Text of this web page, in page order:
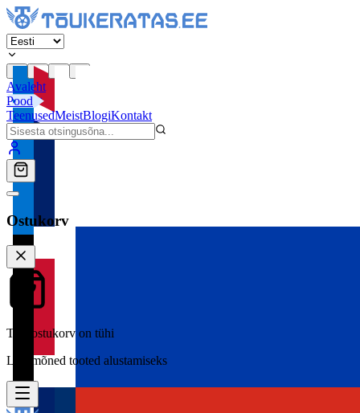
Avaleht
Pood
TeenusedMeistBlogiKontakt
Ostukorv
Teie ostukorv on tühi
Lisa mõned tooted alustamiseks